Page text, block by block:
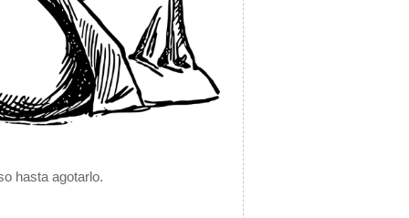
hasta agotarlo.